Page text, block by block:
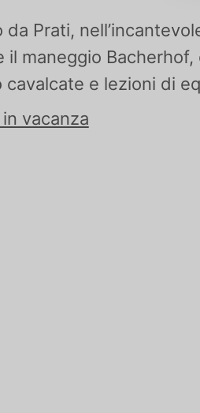
da Prati,
il maneggio Bacherhof,
cavalcate e lezioni di
vacanza